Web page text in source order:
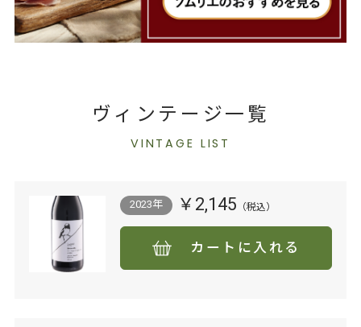
ヴィンテージ一覧
VINTAGE LIST
2023年 ￥2,145
カートに入れる